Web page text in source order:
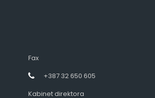
Fax
+387 32 650 605
Kabinet direktora